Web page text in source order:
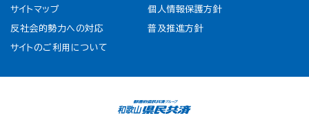
サイトマップ 個人情報保護方針
反社会的勢力への対応 普及推進方針
サイトのご利用について